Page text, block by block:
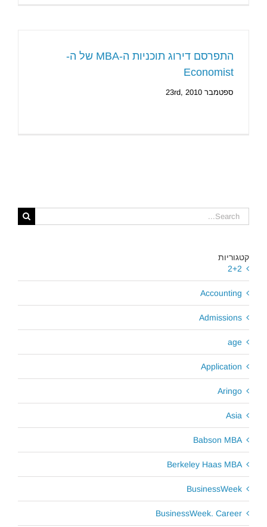
התפרסם דירוג תוכניות ה-MBA של ה-
Economist
ספטמבר 23rd, 2010
Search
for:
קטגוריות
2+2
Accounting
Admissions
age
Application
Aringo
Asia
Babson MBA
Berkeley Haas MBA
BusinessWeek
BusinessWeek. Career